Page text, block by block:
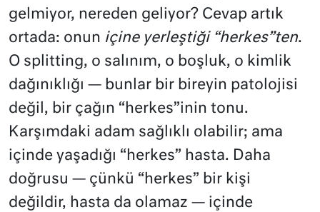
gelmiyor, nereden geliyor? Cevap artık
ortada: onun içine yerleştiği “herkes”ten.
O splitting, o salınım, o boşluk, o kimlik
dağınıklığı — bunlar bir bireyin patolojisi
değil, bir çağın “herkes”inin tonu.
Karşımdaki adam sağlıklı olabilir; ama
içinde yaşadığı “herkes” hasta. Daha
doğrusu — çünkü “herkes” bir kişi
değildir, hasta da olamaz — içinde